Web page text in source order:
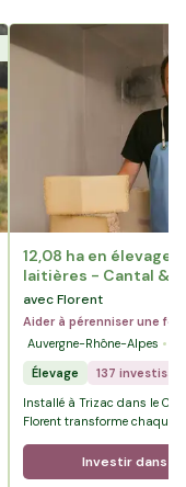
12,08 ha en élevage
laitières - Cantal &
avec Florent
Aider à pérenniser une
Auvergne-Rhône-Alpes
Élevage
137
Installé à Trizac dans le
Florent transforme chaque
sécurisant aujourd’hui des
l’exploitation, il prépare
Investir dans